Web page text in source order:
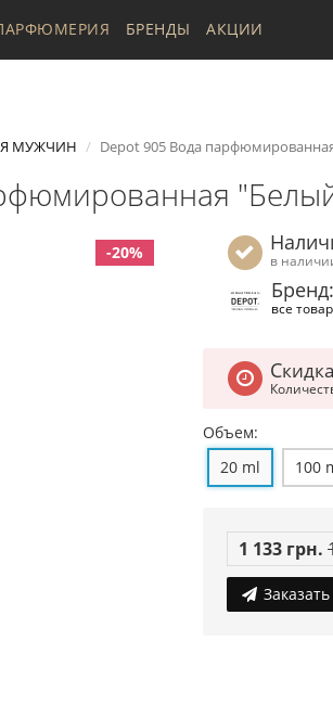
БРЕНДЫ АКЦИИ
МУЖЧИН Depot 905 Вода
-20% в
все
Объем:
20 ml
100
1 133 грн.